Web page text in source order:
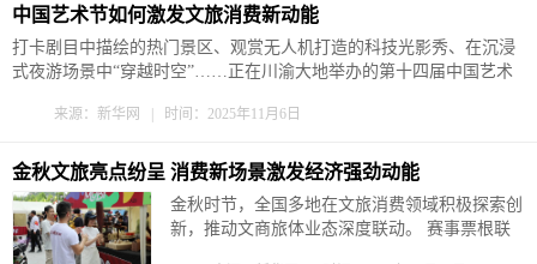
限定票售罄，这是探索数字文化产业发展新路的
一次尝试，也是匠心打造传播展示中...
中国艺术节如何激发文旅消费新动能
打卡剧目中描绘的热门景区、观赏无人机打造的科技光影秀、在沉浸
式夜游场景中“穿越时空”……正在川渝大地举办的第十四届中国艺术
演出场馆、旅游景区与文化地标，在艺术欣赏与旅游体验的有机结合
来源：新华网 | 时间：2025年11月6日
金秋文旅亮点纷呈 消费新场景激发经济强劲动能
金秋时节，全国多地在文旅消费领域积极探索创
新，推动文商旅体业态深度联动。 赛事票根联